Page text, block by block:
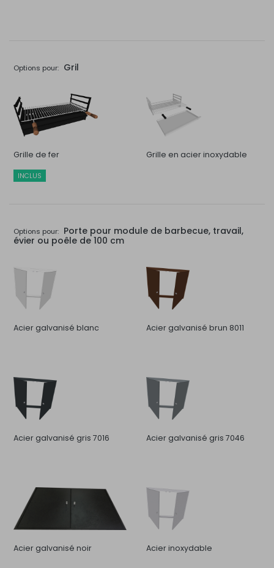
Options pour: Gril
Grille de fer
INCLUS
Grille en acier inoxydable
Options pour: Porte pour module de barbecue, travail,
évier ou poêle de 100 cm
Acier galvanisé blanc Acier galvanisé brun 8011
Acier galvanisé gris 7016 Acier galvanisé gris 7046
Acier galvanisé noir Acier inoxydable